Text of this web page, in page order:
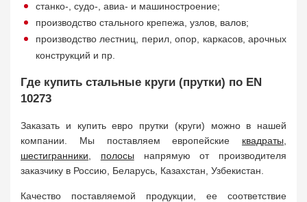
станко-, судо-, авиа- и машиностроение;
производство стального крепежа, узлов, валов;
производство лестниц, перил, опор, каркасов, арочных
конструкций и пр.
Где купить стальные круги (прутки) по EN
10273
Заказать и купить евро прутки (круги) можно в нашей
компании. Мы поставляем европейские квадраты
шестигранники
полосы напрямую от производителя
заказчику в Россию, Беларусь, Казахстан, Узбекистан.
Качество поставляемой продукции, ее соответствие